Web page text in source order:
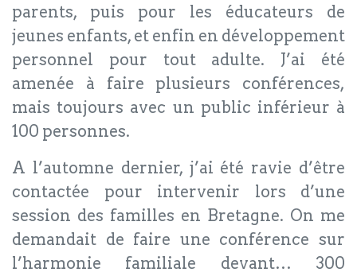
parents, puis pour les éducateurs de
jeunes enfants, et enfin en développement
personnel pour tout adulte. J’ai été
amenée à faire plusieurs conférences,
mais toujours avec un public inférieur à
100 personnes.
A l’automne dernier, j’ai été ravie d’être
contactée pour intervenir lors d’une
session des familles en Bretagne. On me
demandait de faire une conférence sur
l’harmonie familiale devant… 300